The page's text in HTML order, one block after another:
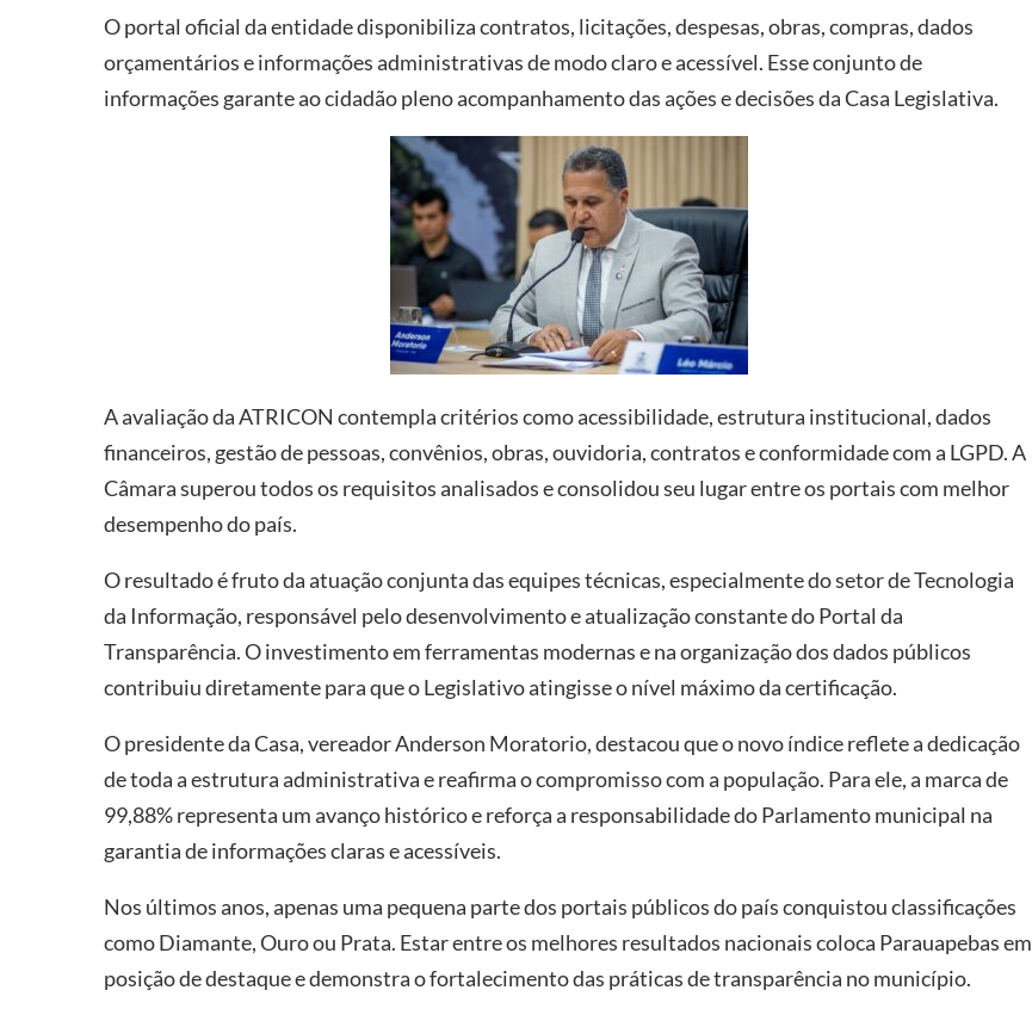
O portal oficial da entidade disponibiliza contratos, licitações, despesas, obras, compras, dados
orçamentários e informações administrativas de modo claro e acessível. Esse conjunto de
informações garante ao cidadão pleno acompanhamento das ações e decisões da Casa Legislativa.
A avaliação da ATRICON contempla critérios como acessibilidade, estrutura institucional, dados
financeiros, gestão de pessoas, convênios, obras, ouvidoria, contratos e conformidade com a LGPD. A
Câmara superou todos os requisitos analisados e consolidou seu lugar entre os portais com melhor
desempenho do país.
O resultado é fruto da atuação conjunta das equipes técnicas, especialmente do setor de Tecnologia
da Informação, responsável pelo desenvolvimento e atualização constante do Portal da
Transparência. O investimento em ferramentas modernas e na organização dos dados públicos
contribuiu diretamente para que o Legislativo atingisse o nível máximo da certificação.
O presidente da Casa, vereador Anderson Moratorio, destacou que o novo índice reflete a dedicação
de toda a estrutura administrativa e reafirma o compromisso com a população. Para ele, a marca de
99,88% representa um avanço histórico e reforça a responsabilidade do Parlamento municipal na
garantia de informações claras e acessíveis.
Nos últimos anos, apenas uma pequena parte dos portais públicos do país conquistou classificações
como Diamante, Ouro ou Prata. Estar entre os melhores resultados nacionais coloca Parauapebas em
posição de destaque e demonstra o fortalecimento das práticas de transparência no município.